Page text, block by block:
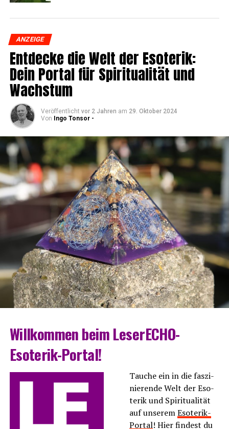
ANZEIGE
Ent­de­cke die Welt der Eso­te­rik:
Dein Por­tal für Spi­ri­tua­li­tät und
Wachstum
Veröffentlicht vor 2 Jahren am 29. Oktober 2024
Von
Ingo Tonsor -
Will­kom­men beim LeserECHO-
Esoterik-Portal!
Tau­che ein in die fas­zi­
nie­ren­de Welt der Eso­
te­rik und Spi­ri­tua­li­tät
auf unse­remEso­te­rik-
Por­tal! Hier fin­dest du